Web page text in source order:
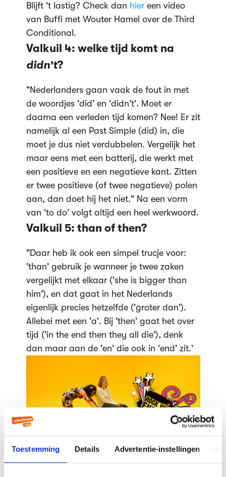
Toestemming Details Advertentie-instellingen
Blijft 't lastig? Check dan hiereen video
van Buffi met Wouter Hamel over de Third
Conditional.
Valkuil 4: welke tijd komt na
didn't?
"Nederlanders gaan vaak de fout in met
de woordjes 'did' en 'didn't'. Moet er
daarna een verleden tijd komen? Nee! Er zit
namelijk al een Past Simple (did) in, die
moet je dus niet verdubbelen. Vergelijk het
maar eens met een batterij, die werkt met
een positieve en een negatieve kant. Zitten
er twee positieve (of twee negatieve) polen
aan, dan doet hij het niet." Na een vorm
van 'to do' volgt altijd een heel werkwoord.
Valkuil 5: than of then?
"Daar heb ik ook een simpel trucje voor:
'than' gebruik je wanneer je twee zaken
vergelijkt met elkaar ('she is bigger than
him'), en dat gaat in het Nederlands
eigenlijk precies hetzelfde ('groter dan').
Allebei met een 'a'. Bij 'then' gaat het over
tijd ('in the end then they all die'), denk
dan maar aan de 'en' die ook in 'end' zit.'
Online cursus